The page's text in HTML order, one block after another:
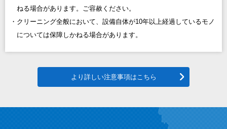
ねる場合があります。ご容赦ください。
クリーニング全般において、設備自体が10年以上経過しているモノ
については保障しかねる場合があります。
より詳しい注意事項はこちら